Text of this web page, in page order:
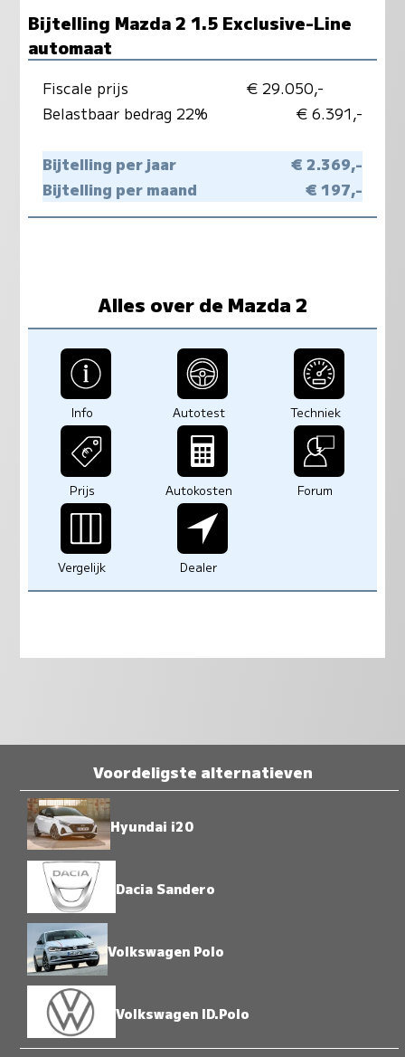
Bijtelling Mazda 2 1.5 Exclusive-Line
automaat
Fiscale prijs
€ 29.050,-
Belastbaar bedrag 22%
€ 6.391,-
Bijtelling per jaar
€ 2.369,-
Bijtelling per maand
€ 197,-
Alles over de Mazda 2
Info Autotest Techniek
Prijs Autokosten Forum
Vergelijk Dealer
Voordeligste alternatieven
Hyundai i20
Dacia Sandero
Volkswagen Polo
Volkswagen ID.Polo